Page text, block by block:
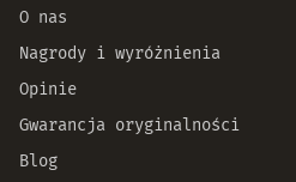
O nas
Nagrody i wyróżnienia
Opinie
Gwarancja oryginalności
Blog